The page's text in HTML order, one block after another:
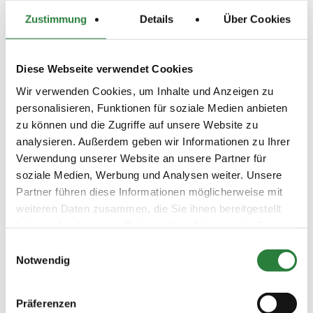
Zustimmung Details Über Cookies
Diese Webseite verwendet Cookies
Wir verwenden Cookies, um Inhalte und Anzeigen zu
personalisieren, Funktionen für soziale Medien anbieten
zu können und die Zugriffe auf unsere Website zu
analysieren. Außerdem geben wir Informationen zu Ihrer
Verwendung unserer Website an unsere Partner für
soziale Medien, Werbung und Analysen weiter. Unsere
Partner führen diese Informationen möglicherweise mit
weiteren Daten zusammen, die Sie ihnen bereitgestellt
Notwendig
Präferenzen
Raum, Personengruppen, Abstandsgebot und
Mund-Nase-Bedeckung verweisen wir auf die
Verordnung zum Schutz vor Neuinfizierungen mit
zum Veranstaltungsdatum gültigen Fassung.
Bußgeldern geahndet werden und führen zum
Ausschluss von der Veranstaltung.
Beschaffenheit der Plätze:
Platzverhältnisse:
- Turnierplatz 80 x 90 m (Sand), Vorbereitungsplatz 30 x
- Veranstaltungsort: Bundeschampionatsgelände in
48231 Warendorf.
Vorläufige Zeitenteilung:
Mo. Ausweichtermin für LPÖ Nr. 5 und 6 bei zu hohem
Nennungsergebnis